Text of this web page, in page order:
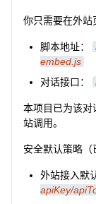
你只需要在外站
脚本地址：
embed.js
对话接口：
本项目已为该对
站调用。
安全默认策略（
外站接入默
apiKey/